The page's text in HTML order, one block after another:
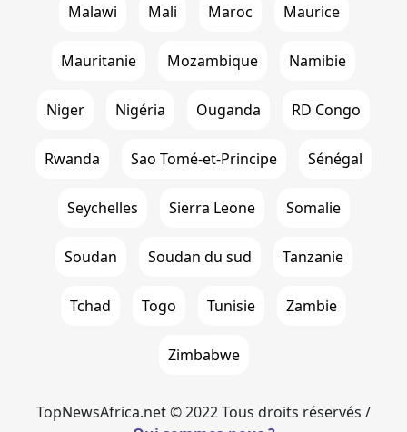
Malawi Mali Maroc Maurice
Mauritanie Mozambique Namibie
Niger Nigéria Ouganda RD Congo
Rwanda Sao Tomé-et-Principe Sénégal
Seychelles Sierra Leone Somalie
Soudan Soudan du sud Tanzanie
Tchad Togo Tunisie Zambie
Zimbabwe
TopNewsAfrica.net © 2022 Tous droits réservés /